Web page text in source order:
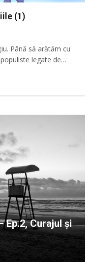
(1)
Până să arătăm cu
legate de…
Ep.2, Curajul și